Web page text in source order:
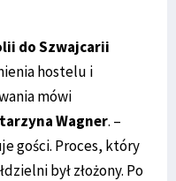
do Szwajcarii
hostelu i
mówi
Wagner. –
gości. Proces, który
był złożony. Po